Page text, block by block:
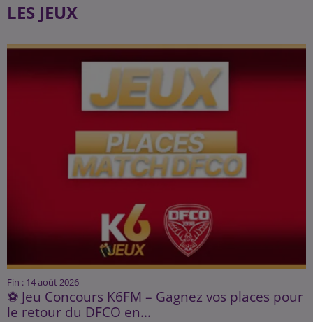
LES JEUX
Fin : 14 août 2026
⚽ Jeu Concours K6FM – Gagnez vos places pour
le retour du DFCO en...